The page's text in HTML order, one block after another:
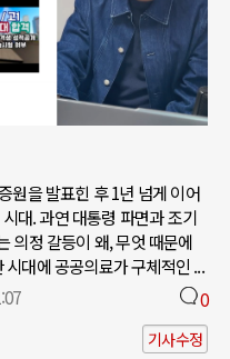
원을 발표힌 후 1년 넘게 이어
대. 과연 대통령 파면과 조기
의정 갈등이 왜, 무엇 때문에
대에 공공의료가 구체적인 ...
0
기사수정